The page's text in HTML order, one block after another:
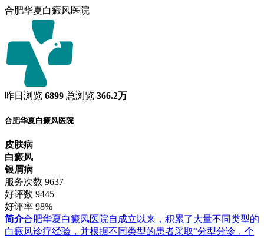
合肥华夏白癜风医院
昨日浏览 6899 总浏览 366.2万
合肥华夏白癜风医院
皮肤病
白癜风
银屑病
服务次数 9637
好评数 9445
好评率 98%
简介合肥华夏白癜风医院自成立以来，积累了大量不同类型的
白癜风诊疗经验，并根据不同类型的患者采取“分型分诊，个